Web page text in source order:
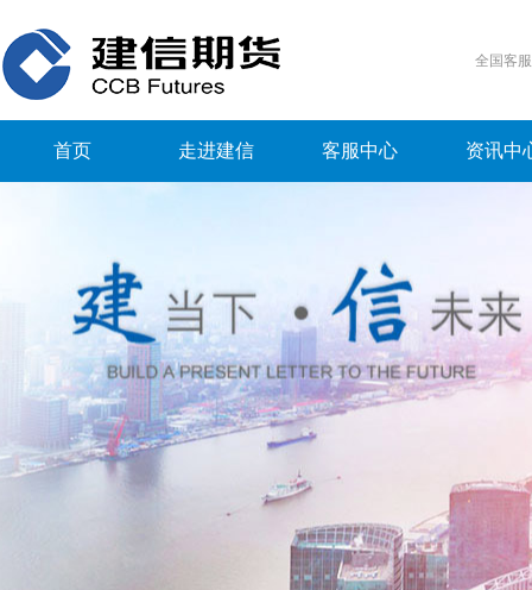
全国客
首页 走进建信 客服中心 资讯中